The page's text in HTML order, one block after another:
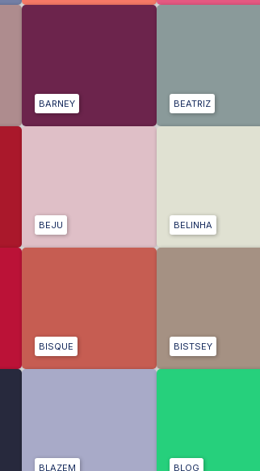
BARNEY BEATRIZ
BEJU BELINHA
BISQUE BISTSEY
BLAZEM BLOG